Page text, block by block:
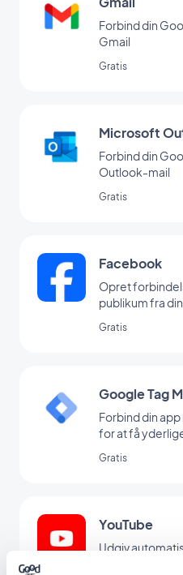
Forbind din
Gmail
Gratis
Microsoft
Forbind din
Outlook-mail
Gratis
Facebook
Opret
publikum fra
Gratis
Google Tag
Forbind din
for at få
Gratis
YouTube
Udgiv